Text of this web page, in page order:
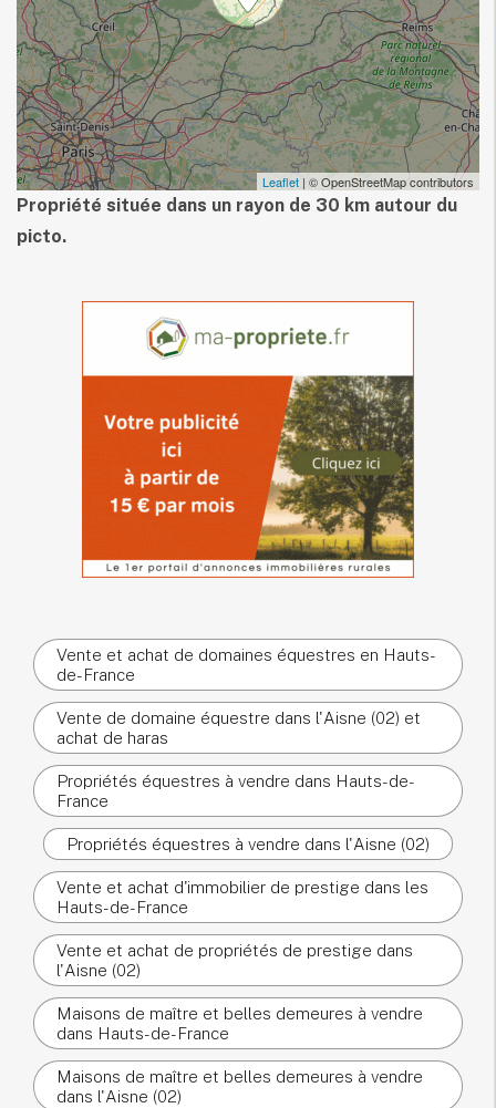
Leaflet | © OpenStreetMap contributors
Propriété située dans un rayon de 30 km autour du
picto.
Vente et achat de domaines équestres en Hauts-
de-France
Vente de domaine équestre dans l'Aisne (02) et
achat de haras
Propriétés équestres à vendre dans Hauts-de-
France
Propriétés équestres à vendre dans l'Aisne (02)
Vente et achat d'immobilier de prestige dans les
Hauts-de-France
Vente et achat de propriétés de prestige dans
l'Aisne (02)
Maisons de maître et belles demeures à vendre
dans Hauts-de-France
Maisons de maître et belles demeures à vendre
dans l'Aisne (02)